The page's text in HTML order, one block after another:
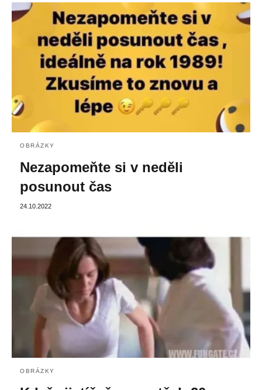
OBRÁZKY
Nezapomeňte si v neděli
posunout čas
24.10.2022
OBRÁZKY